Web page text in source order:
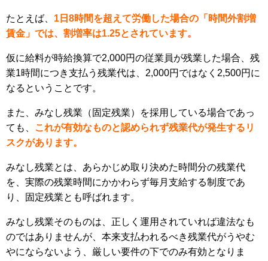
たとえば、 1日8時間を超えて労働した場合の「時間外割増
賃金」では、割増率は1.25とされています。
仮に給料が時給換算で2,000円の従業員が残業した場合、残
業1時間につき支払う残業代は、2,000円ではなく2,500円に
なるということです。
また、みなし残業（固定残業）を採用している場合であっ
ても、 これが有効なものと認められず残業代が発生するリ
スクがあります。
みなし残業とは、あらかじめ取り決めた時間分の残業代
を、実際の残業時間にかかわらず毎月支給する制度であ
り、固定残業とも呼ばれます。
みなし残業そのものは、正しく運用されていれば違法なも
のではありませんが、本来支払われるべき残業代がうやむ
やにならないよう、厳しい要件の下でのみ有効となりま